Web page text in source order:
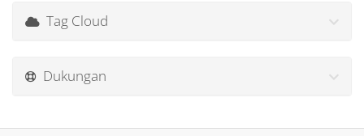
Tag Cloud
Dukungan